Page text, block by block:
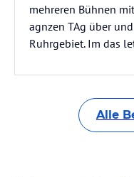
mehreren Bühnen
agnzen TAg über
Ruhrgebiet. Im das
Alle